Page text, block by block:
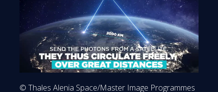
© Thales Alenia Space/Master Image Programmes